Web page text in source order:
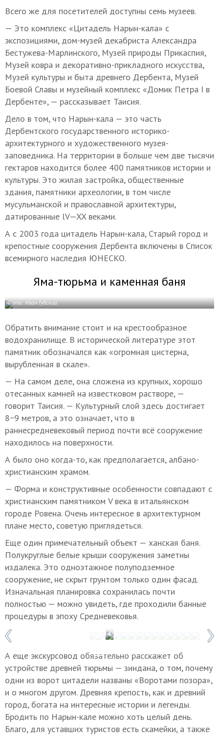
Всего же для посетителей доступны семь музеев.
— Это комплекс «Цитадель Нарын-кала» с
экспозициями, дом-музей декабриста Александра
Бестужева-Марлинского, Музей природы Прикаспия,
Музей ковра и декоративно-прикладного искусства,
Музей культуры и быта древнего Дербента, Музей
Боевой Славы и музейный комплекс «Домик Петра I в
Дербенте», — рассказывает Таисия.
Дело в том, что Нарын-кала — это часть
Дербентского государственного историко-
архитектурного и художественного музея-
заповедника. На территории в больше чем две тысячи
гектаров находится более 400 памятников истории и
культуры. Это жилая застройка, общественные
здания, памятники археологии, в том числе
мусульманской и православной архитектуры,
датированные lV—XX веками.
А с 2003 года цитадель Нарын-кала, Старый город и
крепостные сооружения Дербента включены в Список
всемирного наследия ЮНЕСКО.
Яма-тюрьма и каменная баня
Фото: Иван Губский
Обратить внимание стоит и на крестообразное
водохранилище. В исторической литературе этот
памятник обозначался как «огромная цистерна,
вырубленная в скале».
— На самом деле, она сложена из крупных, хорошо
отесанных камней на известковом растворе, —
говорит Таисия. — Культурный слой здесь достигает
8−9 метров, а это означает, что в
раннесредневековый период почти всё сооружение
находилось на поверхности.
А было оно когда-то, как предполагается, албано-
христианским храмом.
— Форма и конструктивные особенности совпадают с
христианским памятником V века в итальянском
городе Ровена. Очень интересное в архитектурном
плане место, советую приглядеться.
Еще один примечательный объект — ханская баня.
Полукруглые белые крыши сооружения заметны
издалека. Это одноэтажное полуподземное
сооружение, не скрыт грунтом только один фасад.
Изначальная планировка сохранилась почти
полностью — можно увидеть, где проходили банные
процедуры в эпоху Средневековья.
Фото: Иван Губский
1 / 14
А еще экскурсовод обязательно расскажет об
устройстве древней тюрьмы — зиндана, о том, почему
одни из ворот цитадели названы «Воротами позора»,
и о многом другом. Древняя крепость, как и древний
город, богата на интересные истории и легенды.
Бродить по Нарын-кале можно хоть целый день.
Благо, для уставших туристов есть скамейки, а также